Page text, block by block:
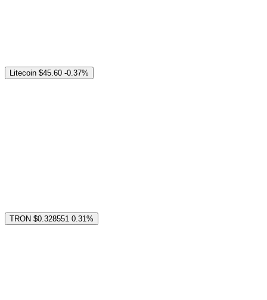
Litecoin $45.60 -0.37%
TRON $0.328551 0.31%